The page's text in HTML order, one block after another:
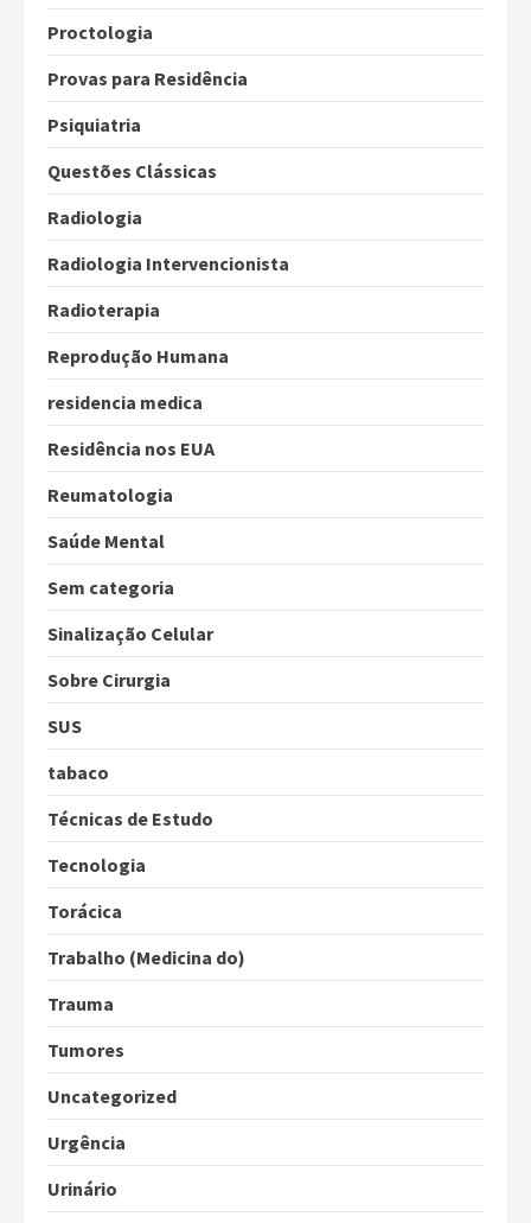
Proctologia
Provas para Residência
Psiquiatria
Questões Clássicas
Radiologia
Radiologia Intervencionista
Radioterapia
Reprodução Humana
residencia medica
Residência nos EUA
Reumatologia
Saúde Mental
Sem categoria
Sinalização Celular
Sobre Cirurgia
SUS
tabaco
Técnicas de Estudo
Tecnologia
Torácica
Trabalho (Medicina do)
Trauma
Tumores
Uncategorized
Urgência
Urinário